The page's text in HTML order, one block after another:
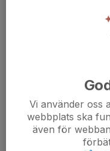
,
, Ledare
Barn
Vi använder oss
webbplats ska
även för